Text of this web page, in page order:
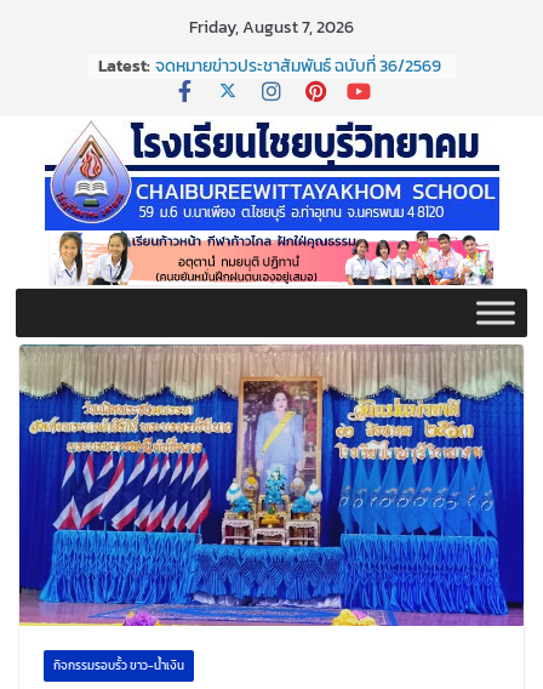
Friday, August 7, 2026
Latest: จดหมายข่าวประชาสัมพันธ์ ฉบับที่ 36/2569
ประจำเดือนมิถุนายน 2569
กิจกรรมวันสุนทรภู่ ประจำปี ๒๕๖๙
จดหมายข่าวประชาสัมพันธ์ ฉบับที่ 38/2569
ประจำเดือนมิถุนายน 2569
จดหมายข่าวประชาสัมพันธ์ ฉบับที่ 37/2569
ประจำเดือนมิถุนายน 2569
กิจกรรมรอบรั้ว ขาว-น้ำเงิน